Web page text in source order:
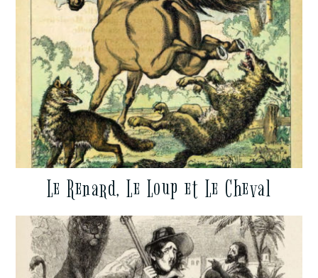
Le Renard, Le Loup et Le Cheval